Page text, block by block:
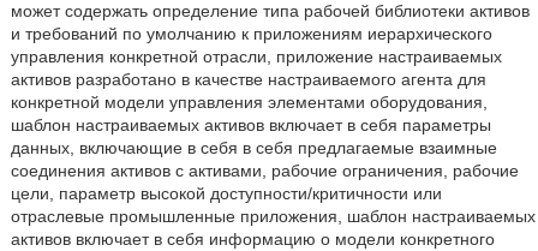
может содержать определение типа рабочей библиотеки активов
и требований по умолчанию к приложениям иерархического
управления конкретной отрасли, приложение настраиваемых
активов разработано в качестве настраиваемого агента для
конкретной модели управления элементами оборудования,
шаблон настраиваемых активов включает в себя параметры
данных, включающие в себя в себя предлагаемые взаимные
соединения активов с активами, рабочие ограничения, рабочие
цели, параметр высокой доступности/критичности или
отраслевые промышленные приложения, шаблон настраиваемых
активов включает в себя информацию о модели конкретного